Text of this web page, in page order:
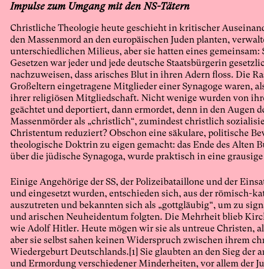
Impulse zum Umgang mit den NS-Tätern
Christliche Theologie heute geschieht in kritischer
den Massenmord an den europäischen Juden planten,
unterschiedlichen Milieus, aber sie hatten eines
Gesetzen war jeder und jede deutsche Staatsbürgerin
nachzuweisen, dass arisches Blut in ihren Adern floss. Die
Großeltern eingetragene Mitglieder einer Synagoge waren,
ihrer religiösen Mitgliedschaft. Nicht wenige wurden von
geächtet und deportiert, dann ermordet, denn in den Augen
Massenmörder als „christlich“, zumindest christlich
Christentum reduziert? Obschon eine säkulare, politische
theologische Doktrin zu eigen gemacht: das Ende des
über die jüdische Synagoga, wurde praktisch in eine
Einige Angehörige der SS, der Polizeibataillone und der
und eingesetzt wurden, entschieden sich, aus der römisch-
auszutreten und bekannten sich als „gottgläubig“, um zu
und arischen Neuheidentum folgten. Die Mehrheit blieb
wie Adolf Hitler. Heute mögen wir sie als untreue Christen,
aber sie selbst sahen keinen Widerspruch zwischen ihrem
Wiedergeburt Deutschlands.[1] Sie glaubten an den Sieg
und Ermordung verschiedener Minderheiten, vor allem der